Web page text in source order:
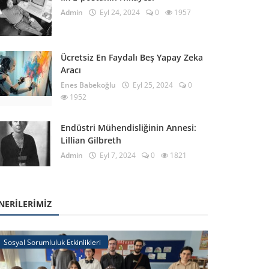
Admin Eyl 24, 2024 0 1957
Ücretsiz En Faydalı Beş Yapay Zeka
Aracı
Enes Babekoğlu Eyl 25, 2024
0
1952
Endüstri Mühendisliğinin Annesi:
Lillian Gilbreth
Admin Eyl 7, 2024 0 1821
Sosyal Sorumluluk Etkinlikleri